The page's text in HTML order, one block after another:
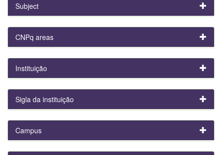
Subject
CNPq areas
Instituição
Sigla da instituição
Campus